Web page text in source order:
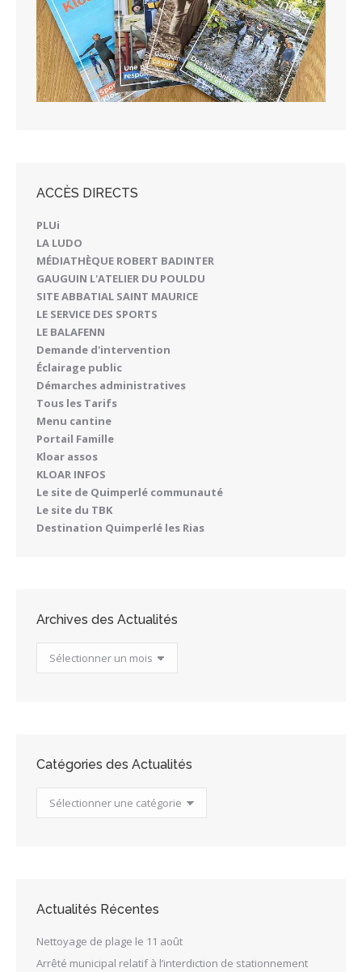
ACCÈS DIRECTS
PLUi
LA LUDO
MÉDIATHÈQUE ROBERT BADINTER
GAUGUIN L'ATELIER DU POULDU
SITE ABBATIAL SAINT MAURICE
LE SERVICE DES SPORTS
LE BALAFENN
Demande d'intervention
Éclairage public
Démarches administratives
Tous les Tarifs
Menu cantine
Portail Famille
Kloar assos
KLOAR INFOS
Le site de Quimperlé communauté
Le site du TBK
Destination Quimperlé les Rias
Archives des Actualités
Archives
des
Catégories des Actualités
Catégories
des
Actualités Récentes
Nettoyage de plage le 11 août
Arrêté municipal relatif à l’interdiction de stationnement